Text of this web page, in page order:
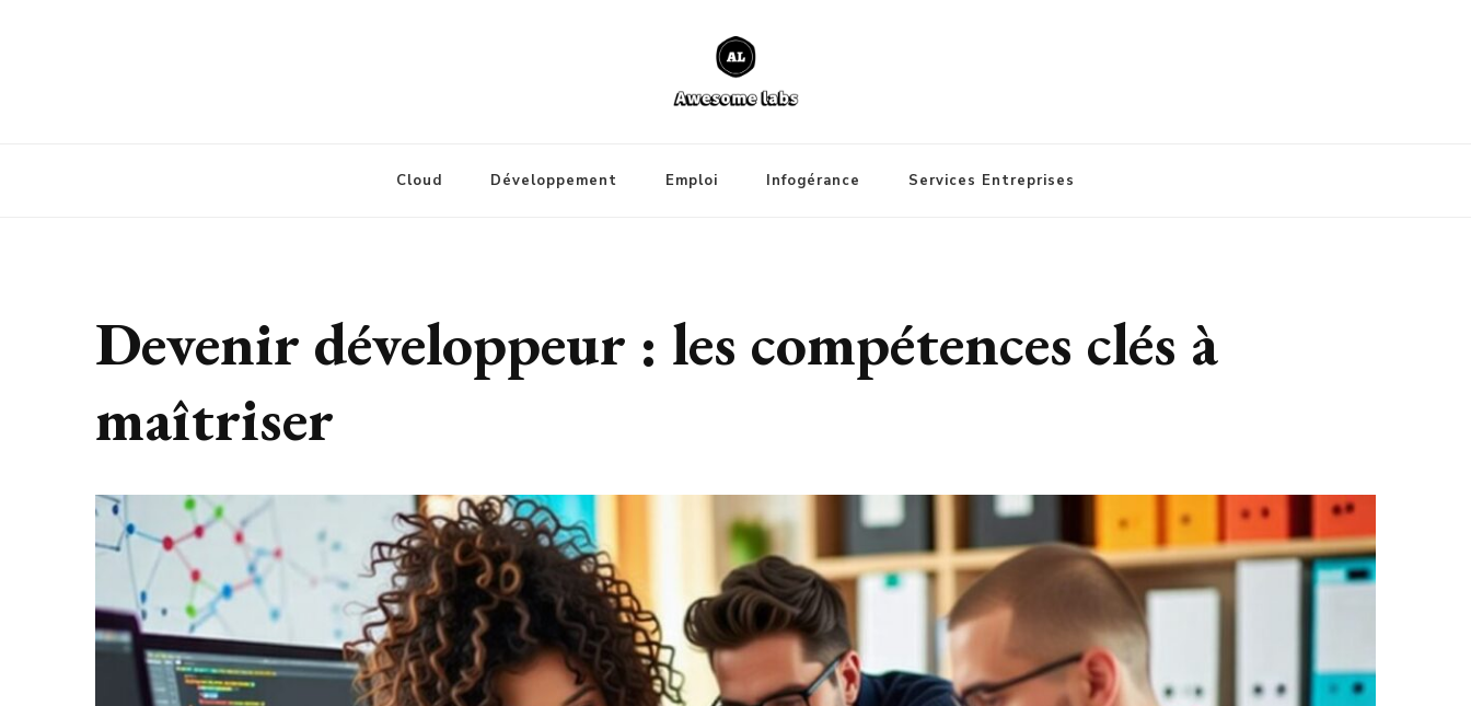
Cloud Développement Emploi Infogérance Services Entreprises
Devenir développeur : les compétences clés à
maîtriser